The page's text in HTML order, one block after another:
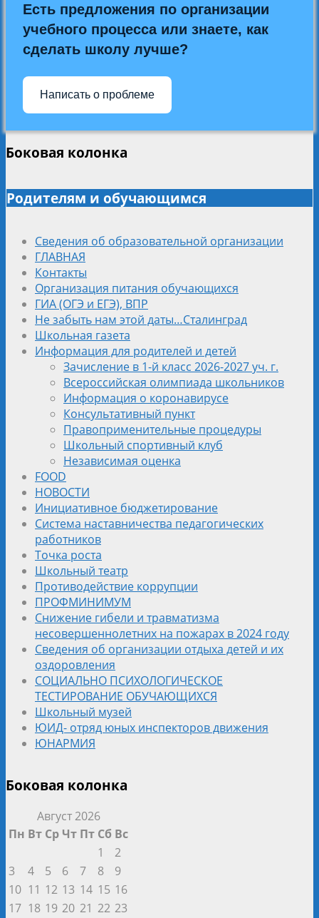
Есть предложения по организации
учебного процесса или знаете, как
сделать школу лучше?
Написать о проблеме
Боковая колонка
Родителям и обучающимся
Сведения об образовательной организации
ГЛАВНАЯ
Контакты
Организация питания обучающихся
ГИА (ОГЭ и ЕГЭ), ВПР
Не забыть нам этой даты…Сталинград
Школьная газета
Информация для родителей и детей
Зачисление в 1-й класс 2026-2027 уч. г.
Всероссийская олимпиада школьников
Информация о коронавирусе
Консультативный пункт
Правоприменительные процедуры
Школьный спортивный клуб
Независимая оценка
FOOD
НОВОСТИ
Инициативное бюджетирование
Система наставничества педагогических
работников
Точка роста
Школьный театр
Противодействие коррупции
ПРОФМИНИМУМ
Снижение гибели и травматизма
несовершеннолетних на пожарах в 2024 году
Сведения об организации отдыха детей и их
оздоровления
СОЦИАЛЬНО ПСИХОЛОГИЧЕСКОЕ
ТЕСТИРОВАНИЕ ОБУЧАЮЩИХСЯ
Школьный музей
ЮИД- отряд юных инспекторов движения
ЮНАРМИЯ
Боковая колонка
Август 2026
Пн Вт Ср Чт Пт Сб Вс
1
2
3
4 5 6 7 8
9
10 11 12 13 14 15 16
17 18 19 20 21 22 23